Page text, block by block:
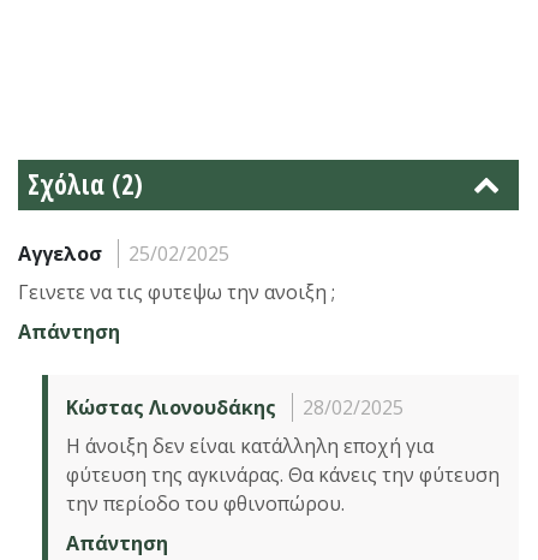
Σχόλια (2)
Αγγελοσ
25/02/2025
Γεινετε να τις φυτεψω την ανοιξη ;
Απάντηση
Κώστας Λιονουδάκης
28/02/2025
Η άνοιξη δεν είναι κατάλληλη εποχή για
φύτευση της αγκινάρας. Θα κάνεις την φύτευση
την περίοδο του φθινοπώρου.
Απάντηση